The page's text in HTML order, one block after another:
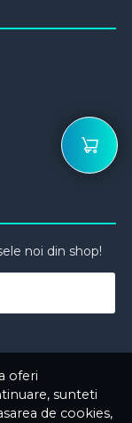
oferi
sunteti
de cookies,
noi din shop!